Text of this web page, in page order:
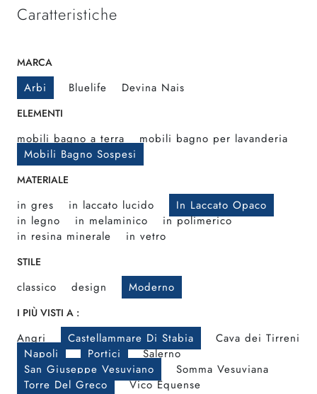
Caratteristiche
MARCA
Arbi Bluelife Devina Nais
ELEMENTI
mobili bagno a terra
mobili bagno per lavanderia
Mobili Bagno Sospesi
MATERIALE
in gres in laccato lucido
In Laccato Opaco
in legno
in melaminico
in polimerico
in resina minerale
in vetro
STILE
classico design Moderno
I PIÙ VISTI A :
Angri Castellammare Di Stabia
Cava dei Tirreni
Napoli
Portici
Salerno
San Giuseppe Vesuviano
Somma Vesuviana
Torre Del Greco
Vico Equense